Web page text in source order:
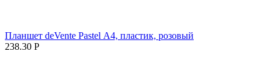
Планшет deVente Pastel А4, пластик, розовый
238.30 Р